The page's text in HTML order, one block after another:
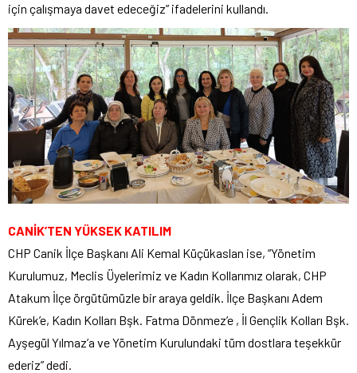
için çalışmaya davet edeceğiz” ifadelerini kullandı.
CANİK’TEN YÜKSEK KATILIM
CHP Canik İlçe Başkanı Ali Kemal Küçükaslan ise, “Yönetim
Kurulumuz, Meclis Üyelerimiz ve Kadın Kollarımız olarak, CHP
Atakum İlçe örgütümüzle bir araya geldik. İlçe Başkanı Adem
Kürek’e, Kadın Kolları Bşk. Fatma Dönmez’e , İl Gençlik Kolları Bşk.
Ayşegül Yılmaz’a ve Yönetim Kurulundaki tüm dostlara teşekkür
ederiz” dedi.